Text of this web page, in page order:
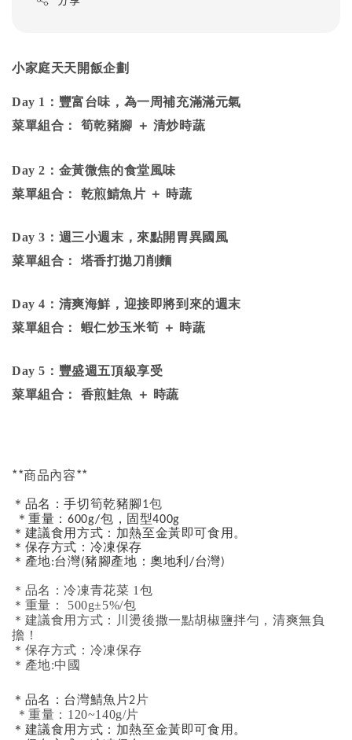
小家庭天天開飯企劃
Day 1 ：豐富台味，為一周補充滿滿元氣
菜單組合： 筍乾豬腳 ＋ 清炒時蔬
Day 2 ：金黃微焦的食堂風味
菜單組合： 乾煎鯖魚片 ＋ 時蔬
Day 3 ：週三小週末，來點開胃異國風
菜單組合： 塔香打拋刀削麵
Day 4 ：清爽海鮮，迎接即將到來的週末
菜單組合： 蝦仁炒玉米筍 ＋ 時蔬
Day 5 ：豐盛週五頂級享受
菜單組合： 香煎鮭魚 ＋ 時蔬
**商品內容**
＊品名：手切筍乾豬腳1包
＊重量：600g/包，固型400g
＊建議食用方式：加熱至金黃即可食用。
＊保存方式：冷凍保存
＊產地:台灣(豬腳產地：奧地利/台灣)
＊品名：冷凍青花菜 1包
＊重量： 500g±5%/包
＊建議食用方式：川燙後撒一點胡椒鹽拌勻，清爽無負
擔！
＊保存方式：冷凍保存
＊產地:中國
＊品名：台灣鯖魚片2片
＊重量：120~140g/片
＊建議食用方式：加熱至金黃即可食用。